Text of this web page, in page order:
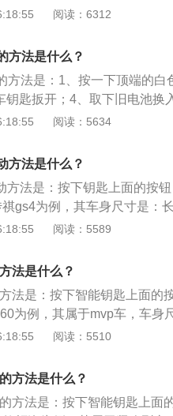
厂商为一汽大众，级别为紧
为4门5座三厢车，最高车速
阅读：6312
方法是什么？
方法是：1、按一下顶端的白
钥匙扳开；4、取下旧电池换
型车，车身尺寸是：长
了1.5l涡轮增压发动机，最
，与其匹配的是6挡手动变
阅读：5634
方法是什么？
方法是：按下钥匙上面的按
gs4为例，其车身尺寸是：
，离地最小间隙为
与其匹配的是6挡手动变速箱。
阅读：5589
法是什么？
法是：按下智能钥匙上面的
为例，其属于mvp车，车身
距为3200mm。奔驰v260前
大扭矩是350nm，与其匹配
阅读：5510
方法是什么？
方法是：按下智能钥匙上面